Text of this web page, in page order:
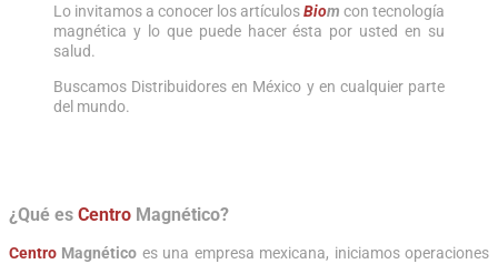
Lo invitamos a conocer los artículosBiom con tecnología
magnética y lo que puede hacer ésta por usted en su
salud.
Buscamos Distribuidores en México y en cualquier parte
del mundo.
¿Qué es Centro Magnético?
Centro Magnético es una empresa mexicana, iniciamos operaciones